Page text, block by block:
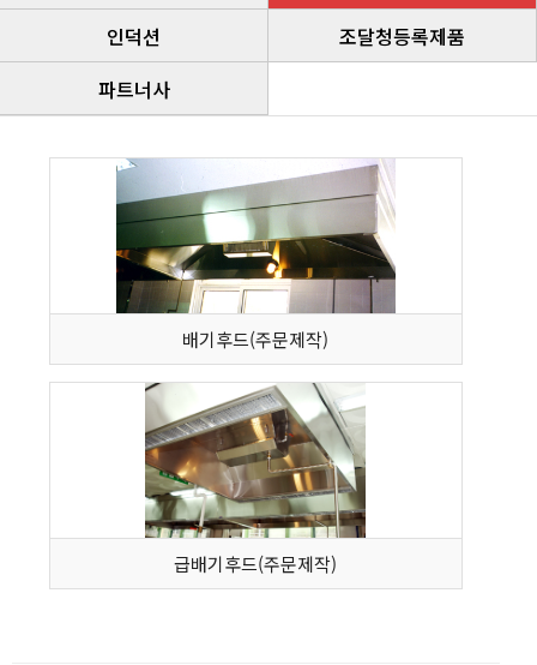
인덕션
조달청등록제품
파트너사
배기후드(주문제작)
급배기후드(주문제작)